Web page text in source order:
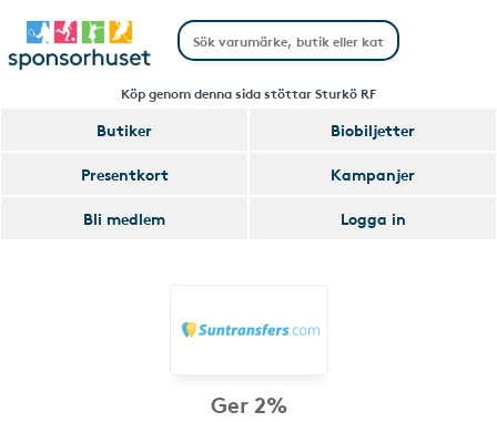
Köp genom denna sida stöttar Sturkö RF
Butiker
Biobiljetter
Presentkort
Kampanjer
Bli medlem
Logga in
Ger 2%